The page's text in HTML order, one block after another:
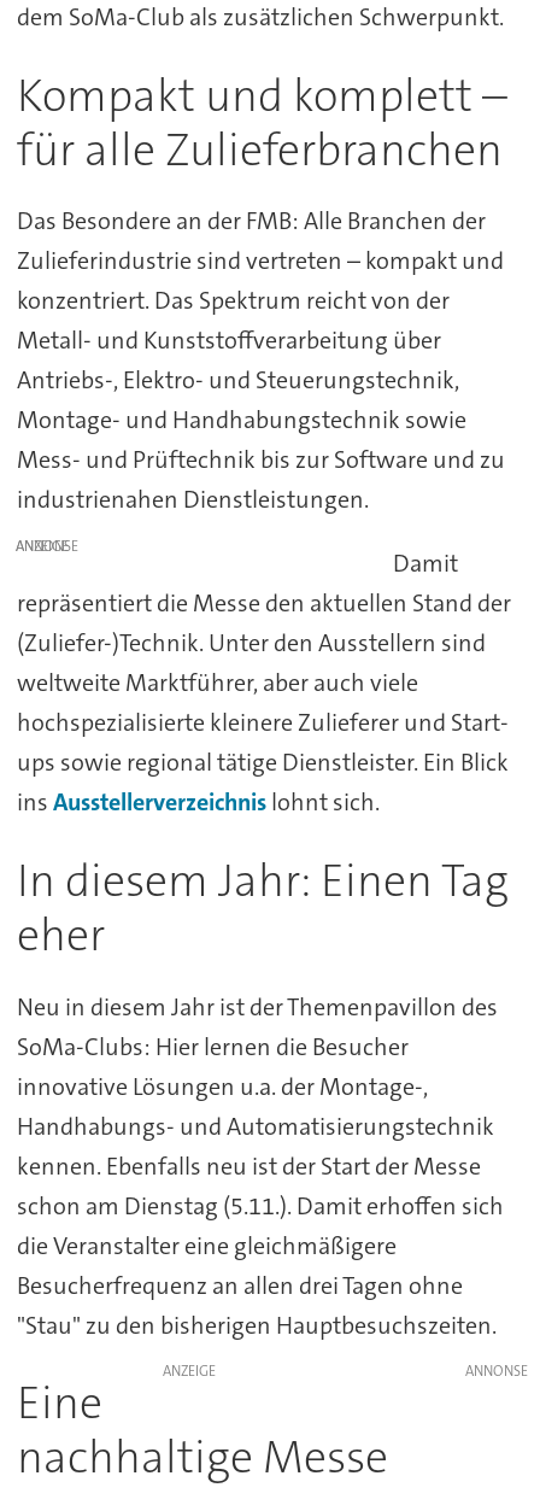
dem SoMa-Club als zusätzlichen Schwerpunkt.
Kompakt und komplett –
für alle Zulieferbranchen
Das Besondere an der FMB: Alle Branchen der
Zulieferindustrie sind vertreten – kompakt und
konzentriert. Das Spektrum reicht von der
Metall- und Kunststoffverarbeitung über
Antriebs-, Elektro- und Steuerungstechnik,
Montage- und Handhabungstechnik sowie
Mess- und Prüftechnik bis zur Software und zu
industrienahen Dienstleistungen.
ANZEIGE
Damit
repräsentiert die Messe den aktuellen Stand der
(Zuliefer-)Technik. Unter den Ausstellern sind
weltweite Marktführer, aber auch viele
hochspezialisierte kleinere Zulieferer und Start-
ups sowie regional tätige Dienstleister. Ein Blick
insAusstellerverzeichnislohnt sich.
In diesem Jahr: Einen Tag
eher
Neu in diesem Jahr ist der Themenpavillon des
SoMa-Clubs: Hier lernen die Besucher
innovative Lösungen u.a. der Montage-,
Handhabungs- und Automatisierungstechnik
kennen. Ebenfalls neu ist der Start der Messe
schon am Dienstag (5.11.). Damit erhoffen sich
die Veranstalter eine gleichmäßigere
Besucherfrequenz an allen drei Tagen ohne
"Stau" zu den bisherigen Hauptbesuchszeiten.
ANZEIGE
Eine
nachhaltige Messe